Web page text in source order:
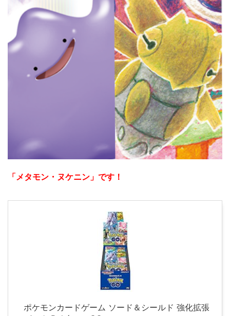
「メタモン・ヌケニン」です！
ポケモンカードゲーム ソード＆シールド 強化拡張